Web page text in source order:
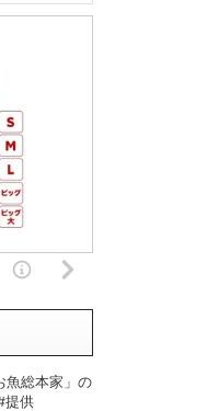
魚総本家」の
提供